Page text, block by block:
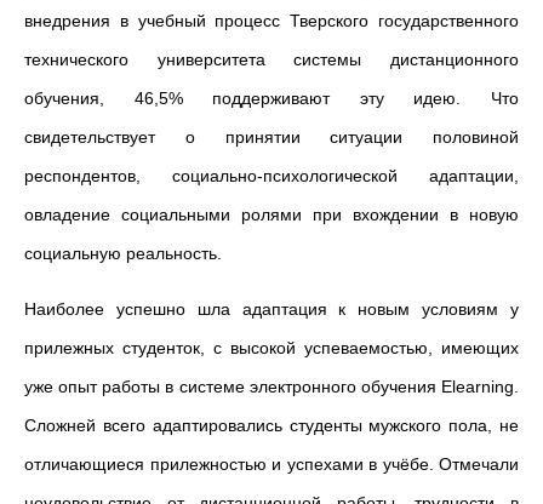
внедрения в учебный процесс Тверского государственного
технического университета системы дистанционного
обучения, 46,5% поддерживают эту идею. Что
свидетельствует о принятии ситуации половиной
респондентов, социально-психологической адаптации,
овладение социальными ролями при вхождении в новую
социальную реальность.
Наиболее успешно шла адаптация к новым условиям у
прилежных студенток, с высокой успеваемостью, имеющих
уже опыт работы в системе электронного обучения Elearning.
Сложней всего адаптировались студенты мужского пола, не
отличающиеся прилежностью и успехами в учёбе. Отмечали